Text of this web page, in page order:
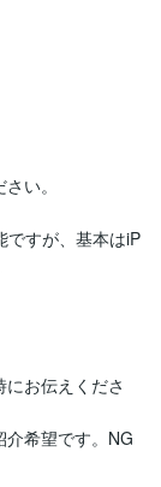
い。
ですが、基本はiP
お伝えくださ
介希望です。NG